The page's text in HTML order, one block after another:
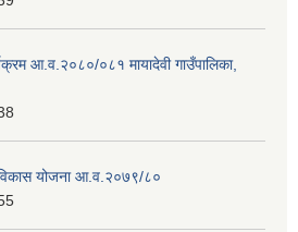
आ.व.२०८०/०८१ मायादेवी गाउँपालिका,
विकास योजना आ.व.२०७९/८०